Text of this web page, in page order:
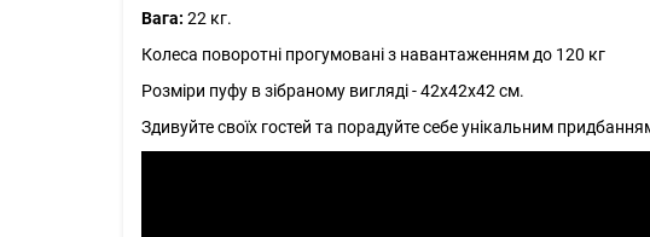
Вага: 22 кг.
Колеса поворотні прогумовані з навантаженням до 120 кг
Розміри пуфу в зібраному вигляді - 42x42х42 см.
Здивуйте своїх гостей та порадуйте себе унікальним